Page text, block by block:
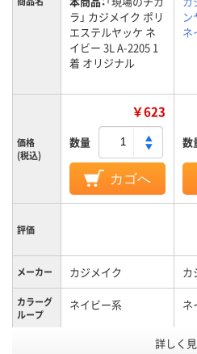
ラ」 カジメイク ポリ
エステルヤッケ ネ
イビー 3L A-2205 1
着 オリジナル
ン
ネ
価格
(税込)
￥623
数量
カゴへ
数
評価
メーカー カジメイク カ
カラーグ
ループ
ネイビー系 ネ
3L
詳しく